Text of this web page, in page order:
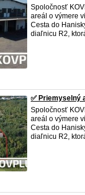
Spoločnosť
areál o výmere
Cesta do
diaľnicu R2,
✅ Priemyselný
Spoločnosť
areál o výmere
Cesta do
diaľnicu R2,